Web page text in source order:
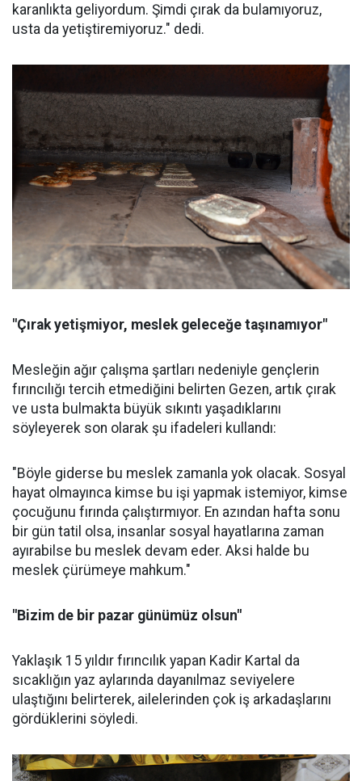
karanlıkta geliyordum. Şimdi çırak da bulamıyoruz,
usta da yetiştiremiyoruz." dedi.
"Çırak yetişmiyor, meslek geleceğe taşınamıyor"
Mesleğin ağır çalışma şartları nedeniyle gençlerin
fırıncılığı tercih etmediğini belirten Gezen, artık çırak
ve usta bulmakta büyük sıkıntı yaşadıklarını
söyleyerek son olarak şu ifadeleri kullandı:
"Böyle giderse bu meslek zamanla yok olacak. Sosyal
hayat olmayınca kimse bu işi yapmak istemiyor, kimse
çocuğunu fırında çalıştırmıyor. En azından hafta sonu
bir gün tatil olsa, insanlar sosyal hayatlarına zaman
ayırabilse bu meslek devam eder. Aksi halde bu
meslek çürümeye mahkum."
"Bizim de bir pazar günümüz olsun"
Yaklaşık 15 yıldır fırıncılık yapan Kadir Kartal da
sıcaklığın yaz aylarında dayanılmaz seviyelere
ulaştığını belirterek, ailelerinden çok iş arkadaşlarını
gördüklerini söyledi.